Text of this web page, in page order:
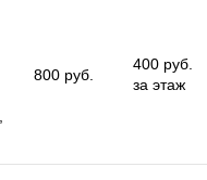
800 руб.
400 руб.
за этаж